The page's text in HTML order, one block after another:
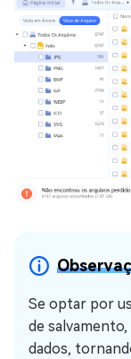
Se optar por
de
dados,